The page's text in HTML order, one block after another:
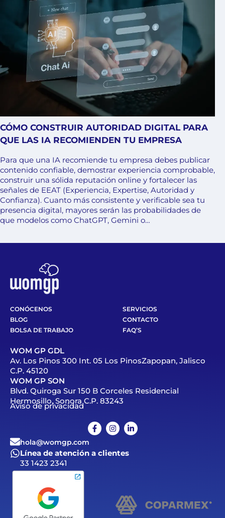
CÓMO CONSTRUIR AUTORIDAD DIGITAL PARA
QUE LAS IA RECOMIENDEN TU EMPRESA
Para que una IA recomiende tu empresa debes publicar
contenido confiable, demostrar experiencia comprobable,
construir una sólida reputación online y fortalecer las
señales de EEAT (Experiencia, Expertise, Autoridad y
Confianza). Cuanto más consistente y verificable sea tu
presencia digital, mayores serán las probabilidades de
que modelos como ChatGPT, Gemini o…
CONÓCENOS
SERVICIOS
BLOG
CONTACTO
BOLSA DE TRABAJO
FAQ’S
WOM GP GDL
Av. Los Pinos 300 Int. 05 Los PinosZapopan, Jalisco
C.P. 45120
WOM GP SON
Blvd. Quiroga Sur 150 B Corceles Residencial
Hermosillo, Sonora C.P. 83243
Aviso de privacidad
hola@womgp.com
Línea de atención a clientes
33 1423 2341